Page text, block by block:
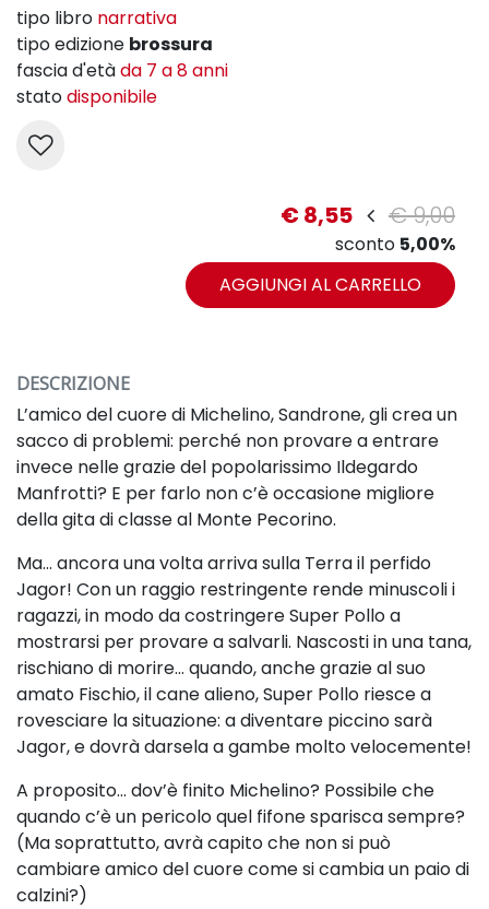
tipo libro narrativa
tipo edizione brossura
fascia d'etàda 7 a 8 anni
statodisponibile
€ 8,55 € 9,00
sconto 5,00%
AGGIUNGI AL CARRELLO
DESCRIZIONE
L’amico del cuore di Michelino, Sandrone, gli crea un
sacco di problemi: perché non provare a entrare
invece nelle grazie del popolarissimo Ildegardo
Manfrotti? E per farlo non c’è occasione migliore
della gita di classe al Monte Pecorino.
Ma… ancora una volta arriva sulla Terra il perfido
Jagor! Con un raggio restringente rende minuscoli i
ragazzi, in modo dacostringere Super Pollo a
mostrarsi per provare a salvarli. Nascosti in una tana,
rischiano di morire… quando, anche grazie al suo
amato Fischio, il cane alieno, Super Pollo riesce a
rovesciare la situazione: a diventare piccino sarà
Jagor, e dovrà darsela a gambe molto velocemente!
A proposito… dov’è finito Michelino? Possibile che
quando c’è un pericolo quel fifone sparisca sempre?
(Ma soprattutto, avrà capito che non si può
cambiare amico del cuore come si cambia un paio di
calzini?)